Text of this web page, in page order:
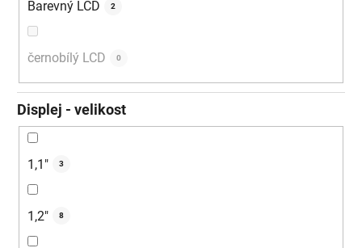
Barevný LCD 2
černobílý LCD 0
Displej - velikost
1,1" 3
1,2" 8